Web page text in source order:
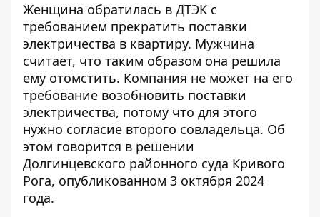
Женщина обратилась в ДТЭК с
требованием прекратить поставки
электричества в квартиру. Мужчина
считает, что таким образом она решила
ему отомстить. Компания не может на его
требование возобновить поставки
электричества, потому что для этого
нужно согласие второго совладельца. Об
этом говорится в решении
Долгинцевского районного суда Кривого
Рога, опубликованном 3 октября 2024
года.